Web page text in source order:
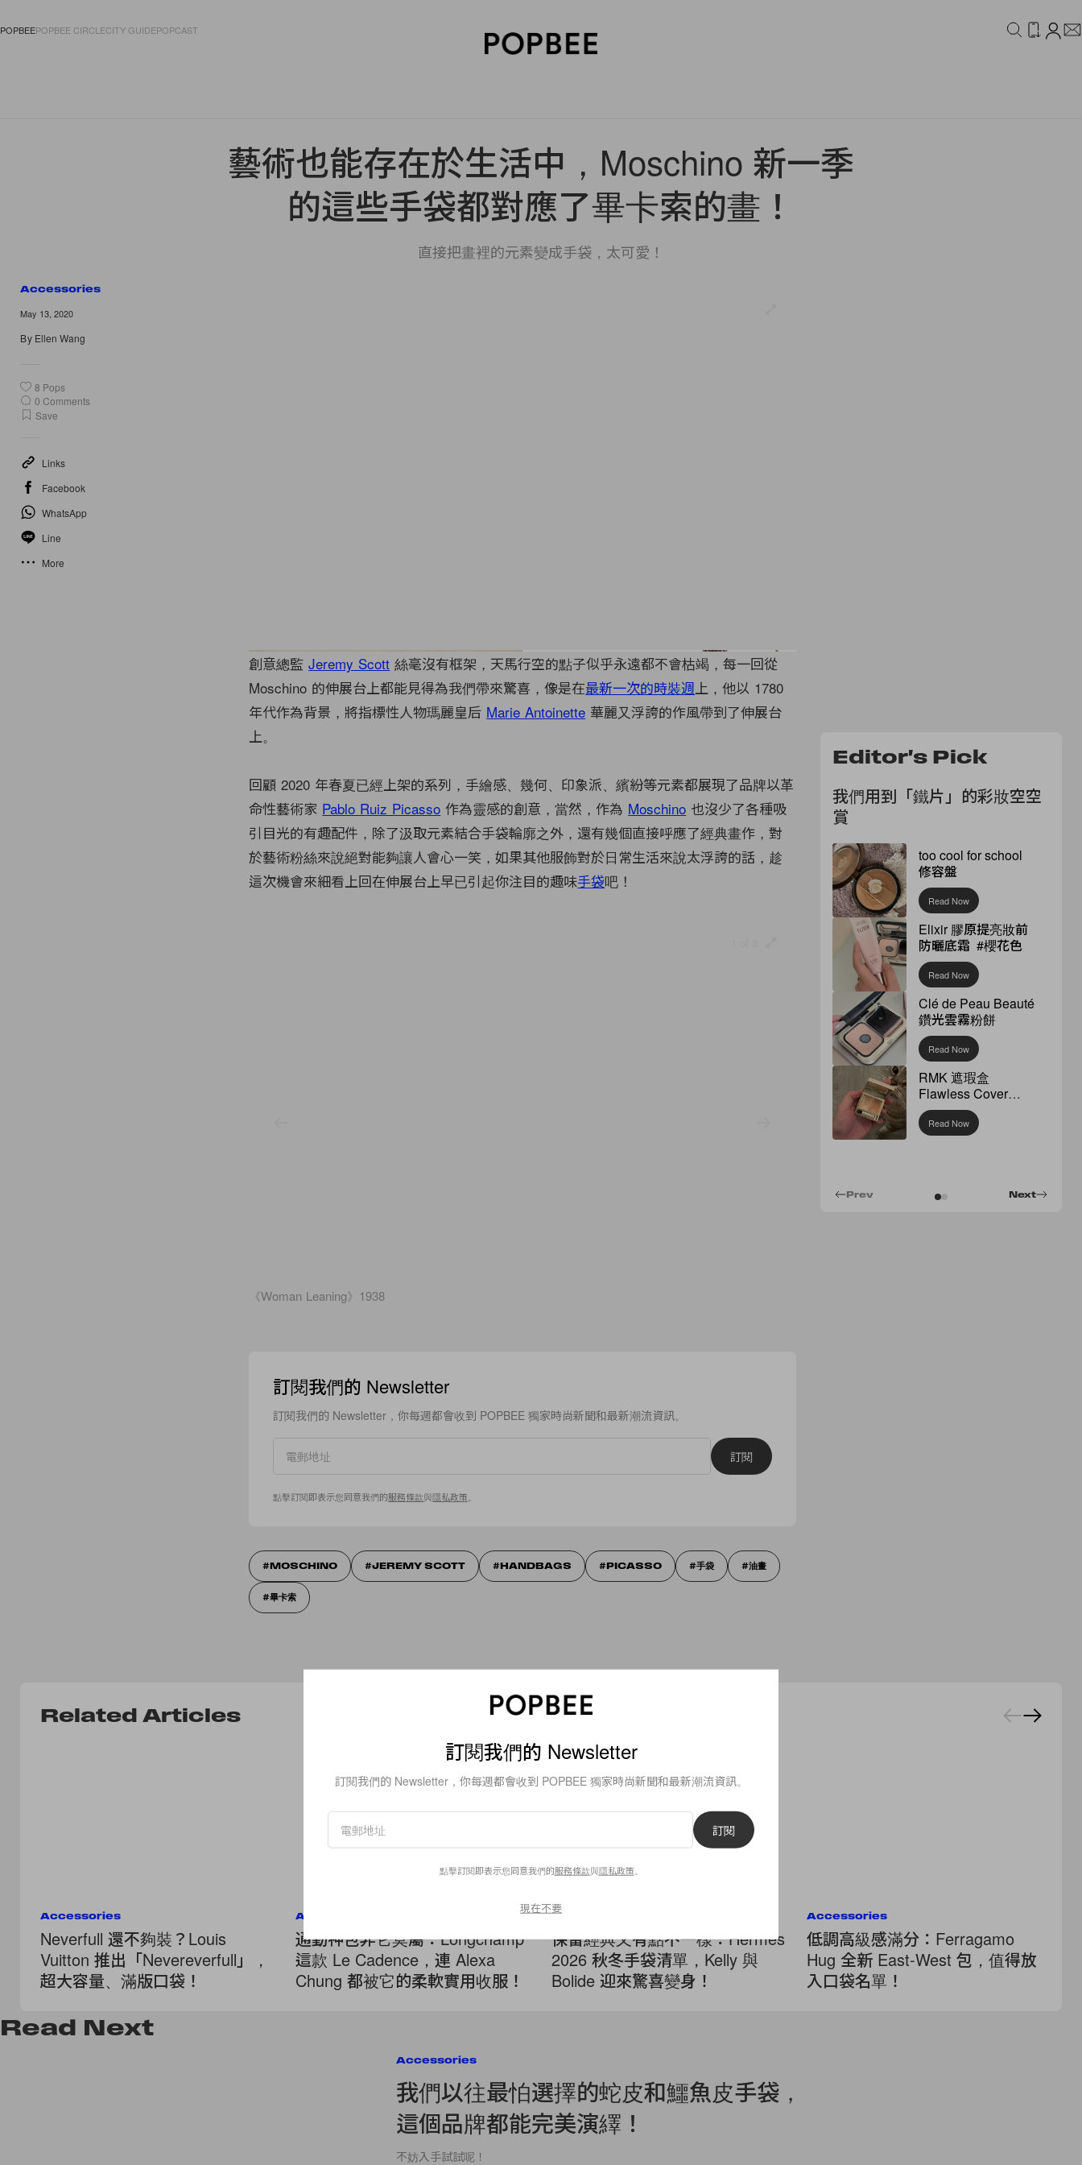
POPBEEPOPBEE CIRCLECITY GUIDEPOPCAST
藝術也能存在於生活中，Moschino 新一季
的這些手袋都對應了畢卡索的畫！
直接把畫裡的元素變成手袋，太可愛！
Accessories
May 13, 2020
By Ellen Wang
8 Pops
0 Comments
Save
Links
Facebook
WhatsApp
Line
More
創意總監Jeremy Scott 絲毫沒有框架，天馬行空的點子似乎永遠都不會枯竭，每一回從
Moschino 的伸展台上都能見得為我們帶來驚喜，像是在最新一次的時裝週上，他以 1780
年代作為背景，將指標性人物瑪麗皇后 Marie Antoinette 華麗又浮誇的作風帶到了伸展台
上。
回顧 2020 年春夏已經上架的系列，手繪感、幾何、印象派、繽紛等元素都展現了品牌以革
命性藝術家 Pablo Ruiz Picasso 作為靈感的創意，當然，作為 Moschino 也沒少了各種吸
引目光的有趣配件，除了汲取元素結合手袋輪廓之外，還有幾個直接呼應了經典畫作，對
於藝術粉絲來說絕對能夠讓人會心一笑，如果其他服飾對於日常生活來說太浮誇的話，趁
這次機會來細看上回在伸展台上早已引起你注目的趣味手袋吧！
《Woman Leaning》1938
訂閱我們的 Newsletter
訂閱我們的 Newsletter，你每週都會收到 POPBEE 獨家時尚新聞和最新潮流資訊。
訂閱
點擊訂閱即表示您同意我們的服務條款與隱私政策。
MOSCHINO JEREMY SCOTT HANDBAGS PICASSO 手袋 油畫
畢卡索
Editor's Pick
我們用到「鐵片」的彩妝空空
賞
too cool for school
修容盤
Read Now
Elixir 膠原提亮妝前
防曬底霜 #櫻花色
Read Now
Clé de Peau Beauté
鑽光雲霧粉餅
Read Now
RMK 遮瑕盒
Flawless Cover
Concealer
Read Now
Next
Prev
Related Articles
Accessories
Neverfull 還不夠裝？Louis
Vuitton 推出「Nevereverfull」，
超大容量、滿版口袋！
Accessories
通勤神包非它莫屬：Longchamp
這款 Le Cadence，連 Alexa
Chung 都被它的柔軟實用收服！
Accessories
保留經典又有點不一樣：Hermès
2026 秋冬手袋清單，Kelly 與
Bolide 迎來驚喜變身！
Accessories
低調高級感滿分：Ferragamo
Hug 全新 East-West 包，值得放
入口袋名單！
Read Next
Accessories
我們以往最怕選擇的蛇皮和鱷魚皮手袋，
這個品牌都能完美演繹！
不妨入手試試呢！
訂閱我們的 Newsletter
訂閱我們的 Newsletter，你每週都會收到 POPBEE 獨家時尚新聞和最新潮流資訊。
訂閱
點擊訂閱即表示您同意我們的服務條款與隱私政策
現在不要